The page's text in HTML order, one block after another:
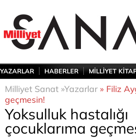
YAZARLAR HABERLER MİLLİYET
Milliyet Sanat »Yazarlar» Filiz
geçmesin!
Yoksulluk hastalığı
çocuklarıma